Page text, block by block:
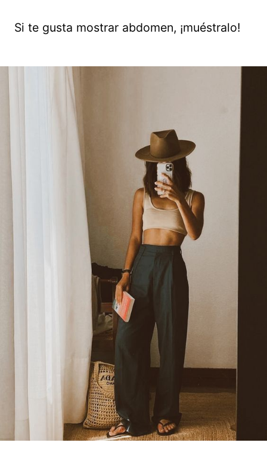
Si te gusta mostrar abdomen, ¡muéstralo!